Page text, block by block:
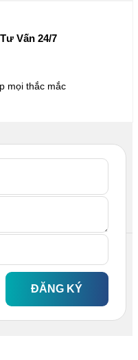
Vấn 24/7
mọi thắc mắc
ĐĂNG KÝ